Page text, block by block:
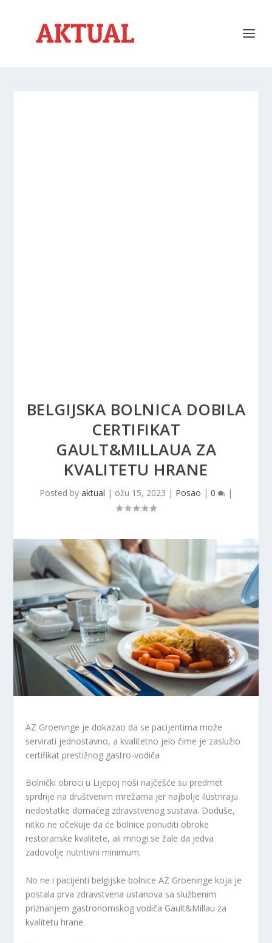
BELGIJSKA BOLNICA DOBILA
CERTIFIKAT
GAULT&MILLAUA ZA
KVALITETU HRANE
Posted by aktual | ožu 15, 2023 | Posao | 0 |
AZ Groeninge je dokazao da se pacijentima može
servirati jednostavno, a kvalitetno jelo čime je zaslužio
certifikat prestižnog gastro-vodiča
Bolnički obroci u Lijepoj noši najčešće su predmet
sprdnje na društvenim mrežama jer najbolje ilustriraju
nedostatke domaćeg zdravstvenog sustava. Doduše,
nitko ne očekuje da će bolnice ponuditi obroke
restoranske kvalitete, ali mnogi se žale da jedva
zadovolje nutritivni minimum.
No ne i pacijenti belgijske bolnice AZ Groeninge koja je
postala prva zdravstvena ustanova sa službenim
priznanjem gastronomskog vodiča Gault&Millau za
kvalitetu hrane.